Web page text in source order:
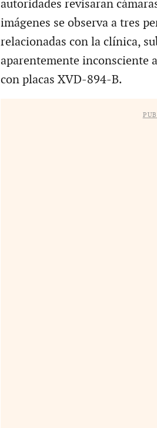
autoridades revisaran
imágenes se observa a tres
relacionadas con la clínica,
aparentemente inconsciente
con placas XVD-894-B.